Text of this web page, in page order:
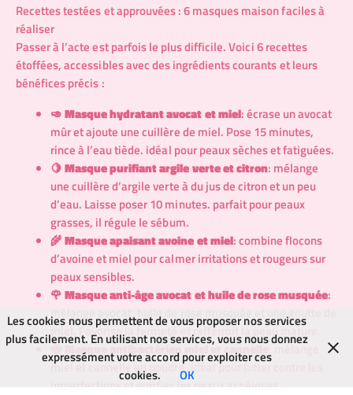
Recettes testées et approuvées : 6 masques maison faciles à
réaliser
Passer à l’acte est parfois le plus difficile. Voici 6 recettes
étoffées, accessibles avec des ingrédients courants et leurs
bénéfices précis :
🥑Masque hydratant avocat et miel: écrase un avocat
mûr et ajoute une cuillère de miel. Pose 15 minutes,
rince à l’eau tiède. idéal pour peaux sèches et fatiguées.
🍋Masque purifiant argile verte et citron: mélange
une cuillère d’argile verte à du jus de citron et un peu
d’eau. Laisse poser 10 minutes. parfait pour peaux
grasses, il régule le sébum.
🌾Masque apaisant avoine et miel: combine flocons
d’avoine et miel pour calmer irritations et rougeurs sur
peaux sensibles.
🌹Masque anti-âge avocat et huile de rose musquée:
mélange avocat, huile de rose musquée et une goutte de
miel. Favorise la fermeté et raffermit la peau mature.
🐝Masque antibactérien miel et cannelle : mélange
miel et cannelle en poudre, idéal pour lutter contre les
imperfections et purifier les peaux acnéiques.
Les cookies nous permettent de vous proposer nos services
plus facilement. En utilisant nos services, vous nous donnez
expressément votre accord pour exploiter ces
cookies.
OK